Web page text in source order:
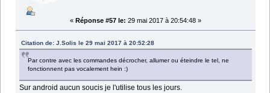
« Réponse #57 le: 29 mai 2017 à 20:54:48 »
Citation de: J.Solis le 29 mai 2017 à 20:52:28
Par contre avec les commandes décrocher, allumer ou éteindre le tel, ne
fonctionnent pas vocalement hein :)
Sur android aucun soucis je l'utilise tous les jours.